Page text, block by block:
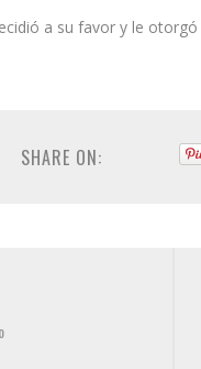
a su favor y le
SHARE ON: